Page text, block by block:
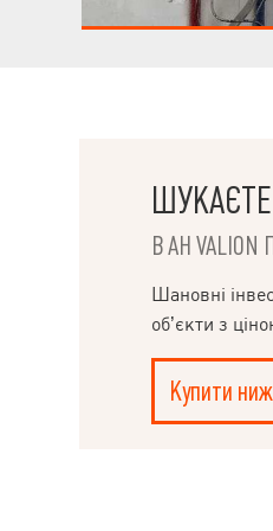
В АН
Шановні
об’єкти з
Купити